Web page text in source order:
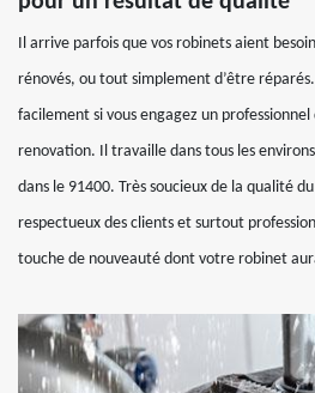
Il arrive parfois que vos robinets aient
rénovés, ou tout simplement d’être
facilement si vous engagez un
renovation. Il travaille dans tous les
dans le 91400. Très soucieux de la qualité
respectueux des clients et surtout
touche de nouveauté dont votre robinet